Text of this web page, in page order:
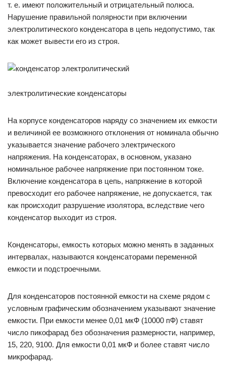
т. е. имеют положительный и отрицательный полюса.
Нарушение правильной полярности при включении
электролитического конденсатора в цепь недопустимо, так
как может вывести его из строя.
электролитические конденсаторы
На корпусе конденсаторов наряду со значением их емкости
и величиной ее возможного отклонения от номинала обычно
указывается значение рабочего электрического
напряжения. На конденсаторах, в основном, указано
номинальное рабочее напряжение при постоянном токе.
Включение конденсатора в цепь, напряжение в которой
превосходит его рабочее напряжение, не допускается, так
как происходит разрушение изолятора, вследствие чего
конденсатор выходит из строя.
Конденсаторы, емкость которых можно менять в заданных
интервалах, называются конденсаторами переменной
емкости и подстроечными.
Для конденсаторов постоянной емкости на схеме рядом с
условным графическим обозначением указывают значение
емкости. При емкости менее 0,01 мкФ (10000 пФ) ставят
число пикофарад без обозначения размерности, например,
15, 220, 9100. Для емкости 0,01 мкФ и более ставят число
микрофарад.